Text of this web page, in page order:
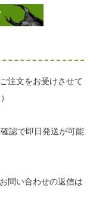
ご注文をお受けさせて
認で即日発送が可能
問い合わせの返信は